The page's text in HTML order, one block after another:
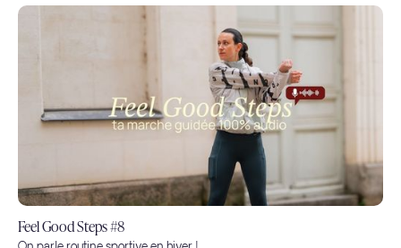
Feel Good Steps #8